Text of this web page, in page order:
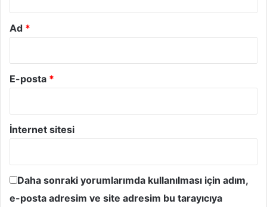
Ad *
E-posta *
İnternet sitesi
Daha sonraki yorumlarımda kullanılması için adım,
e-posta adresim ve site adresim bu tarayıcıya